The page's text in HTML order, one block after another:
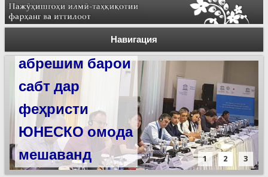
Навигация
Силсилаи
ёдгориҳои роҳи
абрешим барои
сабт дар
феҳристи
ЮНЕСКО омода
мешаванд
1 2 3